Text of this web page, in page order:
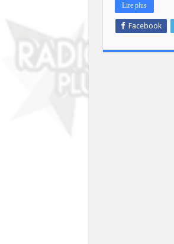
Lire plus
Facebook